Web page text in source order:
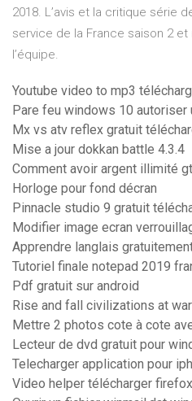
2018. L’avis et la critique série
service de la France saison 2
l’équipe.
Youtube video to mp3
Pare feu windows 10 autoriser
Mx vs atv reflex gratuit
Mise a jour dokkan battle 4.3.4
Comment avoir argent illimité
Horloge pour fond décran
Pinnacle studio 9 gratuit
Modifier image ecran
Apprendre langlais
Tutoriel finale notepad 2019
Pdf gratuit sur android
Rise and fall civilizations at
Mettre 2 photos cote à cote
Lecteur de dvd gratuit pour
Telecharger application pour
Video helper télécharger